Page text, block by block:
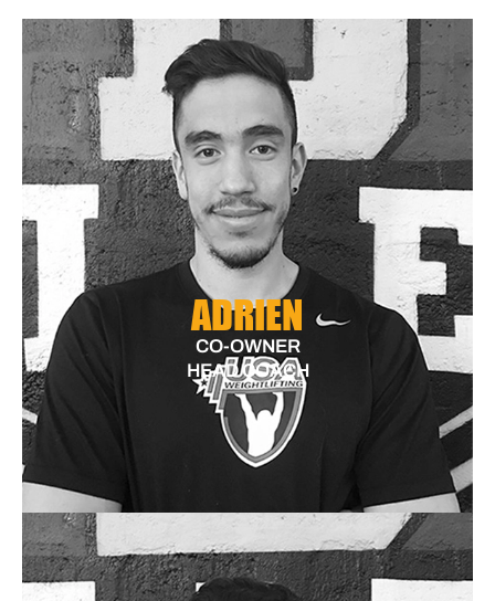
ADRIEN
CO-OWNER
HEAD COACH